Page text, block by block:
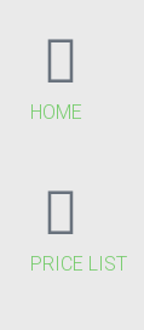
HOME
PRICE LIST